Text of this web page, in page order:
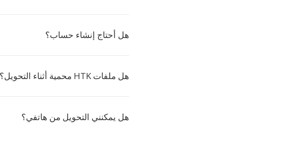
هل أحتاج إنشاء حساب؟
هل ملفات HTK محمية أثناء التحويل؟
هل يمكنني التحويل من هاتفي؟